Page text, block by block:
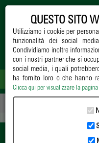
QUESTO SITO
Utilizziamo i cookie per
funzionalità dei social
Condividiamo inoltre
con i nostri partner che si
social media, i quali
ha fornito loro o che hanno
Clicca qui per visualizzare la